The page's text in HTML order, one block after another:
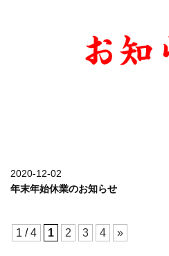
2020-12-02
年末年始休業のお知らせ
1 / 4 1 2 3 4 »